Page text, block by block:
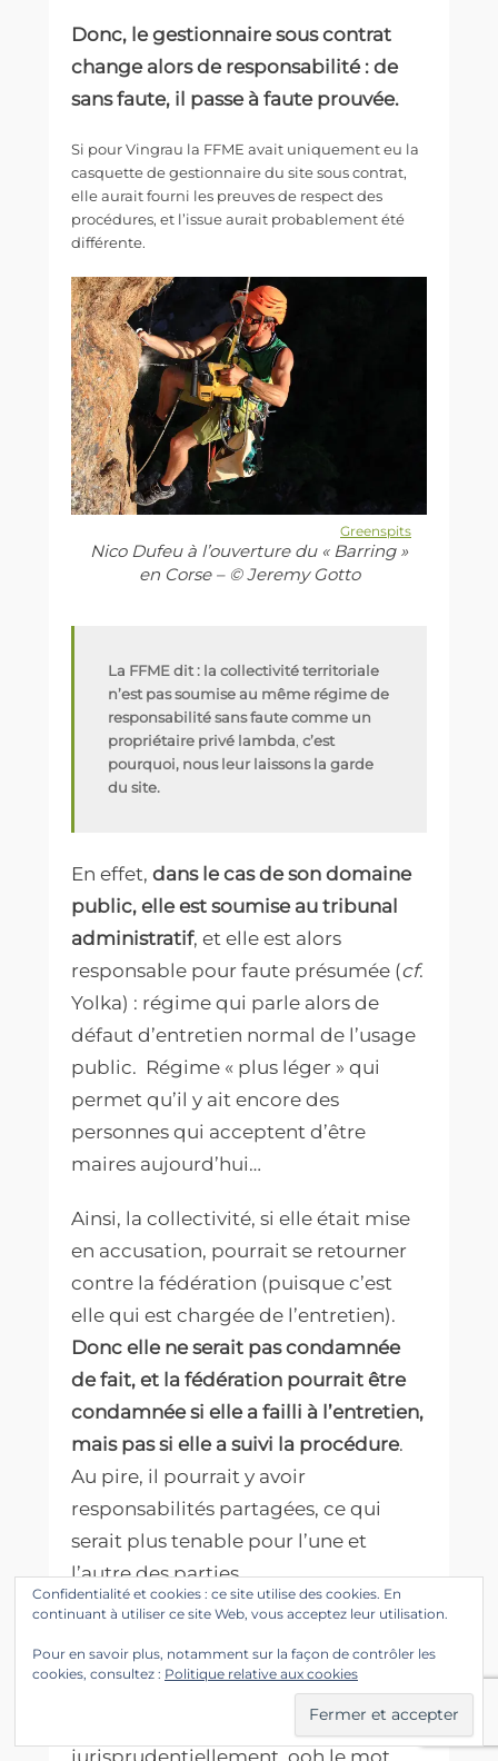
Donc, le gestionnaire sous contrat
change alors de responsabilité : de
sans faute, il passe à faute prouvée.
Si pour Vingrau la FFME avait uniquement eu la
casquette de gestionnaire du site sous contrat,
elle aurait fourni les preuves de respect des
procédures, et l’issue aurait probablement été
différente.
Greenspits
Nico Dufeu à l’ouverture du « Barring »
en Corse – © Jeremy Gotto
La FFME dit : la collectivité territoriale
n’est pas soumise au même régime de
responsabilitésans faute comme un
propriétaire privé lambda, c’est
pourquoi, nous leur laissons la garde
du site.
En effet, dans le cas de son domaine
public, elle est soumise au tribunal
administratif, et elle est alors
responsable pour faute présumée (cf.
Yolka) : régime qui parle alors de
défaut d’entretien normal de l’usage
public. Régime « plus léger » qui
permet qu’il y ait encore des
personnes qui acceptent d’être
maires aujourd’hui…
Ainsi, la collectivité, si elle était mise
en accusation, pourrait se retourner
contre la fédération (puisque c’est
elle qui est chargée de l’entretien).
Donc elle ne serait pas condamnée
de fait, et la fédération pourrait être
condamnée si elle a failli à l’entretien,
mais pas si elle a suivi la procédure.
Au pire, il pourrait y avoir
responsabilités partagées, ce qui
serait plus tenable pour l’une et
l’autre des parties.
Reste que certaines collectivités sont
frileuses, pour ne pas dire congelées,
parce que les falaises, n’étant pas
reconnues officiellement (ni
Confidentialité et cookies : ce site utilise des cookies. En
continuant à utiliser ce site Web, vous acceptez leur utilisation.
Pour en savoir plus, notamment sur la façon de contrôler les
cookies, consultez : Politique relative aux cookies